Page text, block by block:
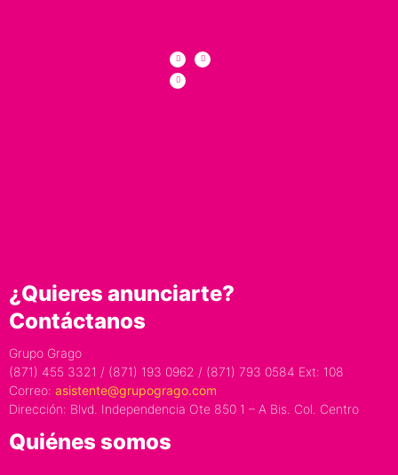
¿Quieres anunciarte?
Contáctanos
Grupo Grago
(871) 455 3321 / (871) 193 0962 / (871) 793 0584 Ext: 108
Correo: asistente@grupogrago.com
Dirección: Blvd. Independencia Ote 850 1 – A Bis. Col. Centro
Quiénes somos